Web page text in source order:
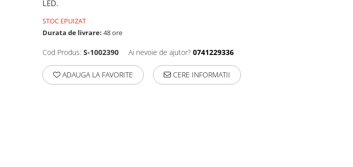
LED.
STOC EPUIZAT
Durata de livrare: 48 ore
Cod Produs: S-1002390 Ai nevoie de ajutor? 0741229336
ADAUGA LA FAVORITE CERE INFORMATII